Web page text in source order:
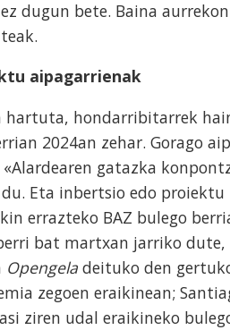
dugun bete. Baina
aipagarrienak
hartuta, hondarribitarrek
2024an zehar. Gorago
gatazka
Eta inbertsio edo
errazteko BAZ bulego
bat martxan jarriko
Opengela deituko den
zegoen eraikinean;
ziren udal eraikineko